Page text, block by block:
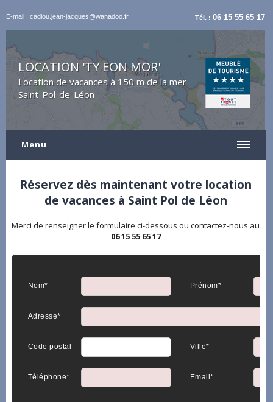
E-mail : cadiou.jean-jacques@wanadoo.fr Tél. :06 15 55 65 17
LOCATION 'TY EON MOR'
Location de vacances à 150 m de la mer
Saint-Pol-de-Léon
Menu
Réservez dès maintenant votre location
de vacances à Saint Pol de Léon
Merci de renseigner le formulaire ci-dessous ou contactez-nous au
06 15 55 65 17
Nom* Prénom*
Adresse*
Code postal Ville*
Téléphone* Email*